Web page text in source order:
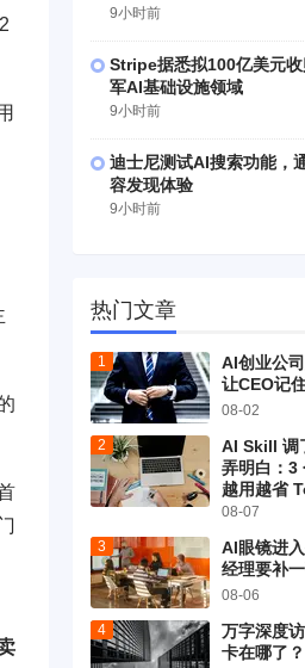
9小时前
Stripe据悉拟100亿美元
军AI基础设施领域
9小时前
迪士尼测试AI搜索功能，
容发现体验
9小时前
热门文章
AI创业公
让CEO记
08-02
AI Skill 调
弄明白：3
越用越省
08-07
AI眼镜进
经理要补
08-06
万字深度
卡在哪了？